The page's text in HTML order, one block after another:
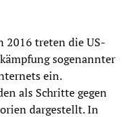
2016 treten die US-
sogenannter
ein.
als Schritte gegen
dargestellt. In